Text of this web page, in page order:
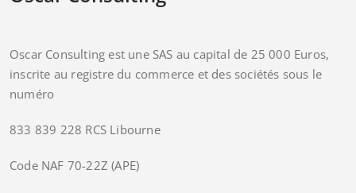
Oscar Consulting est une SAS au capital de 25 000 Euros,
inscrite au registre du commerce et des sociétés sous le
numéro
833 839 228 RCS Libourne
Code NAF 70-22Z (APE)